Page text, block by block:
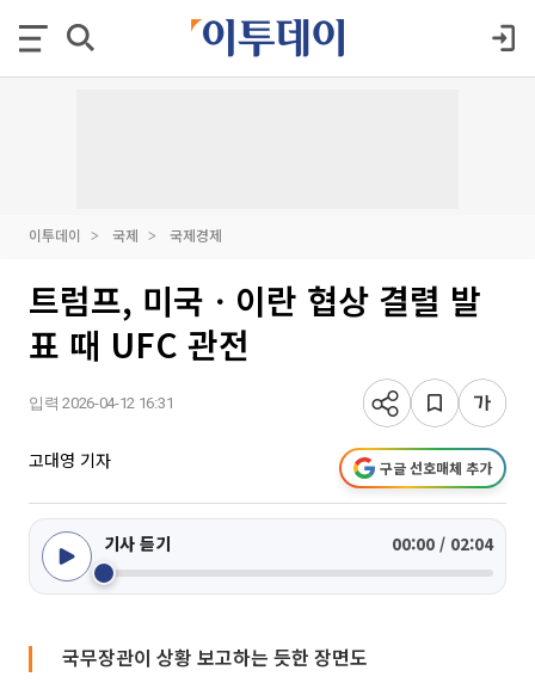
이투데이 국제 국제경제
트럼프, 미국ㆍ이란 협상 결렬 발
표 때 UFC 관전
입력 2026-04-12 16:31
고대영 기자 구글 선호매체 추가
기사 듣기 00:00 / 02:04
국무장관이 상황 보고하는 듯한 장면도